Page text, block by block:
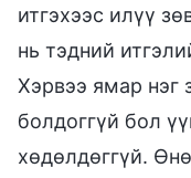
итгэхээс илүү
нь тэдний
Хэрвээ ямар нэг
болдоггүй бол
хөдөлдөггүй.